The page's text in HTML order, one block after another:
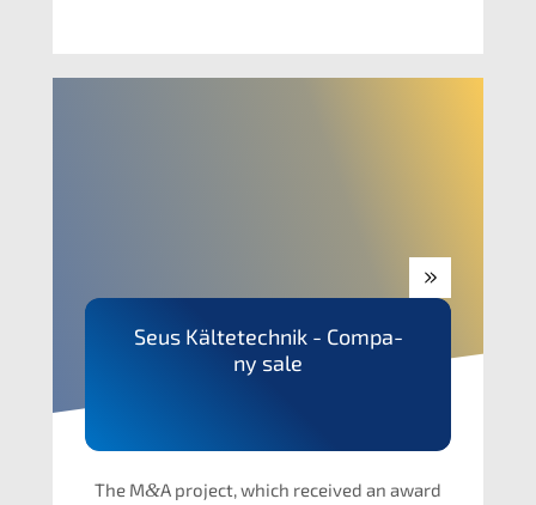
Seus Kälte­tech­nik - Compa­
ny sale
The M&A project, which recei­ved an award